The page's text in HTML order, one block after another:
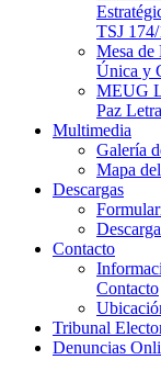
TSJ
Mesa de
Única y
MEUG
Paz
Multimedia
Galería
Mapa
Descargas
Contacto
Contacto
Tribunal
Denuncias